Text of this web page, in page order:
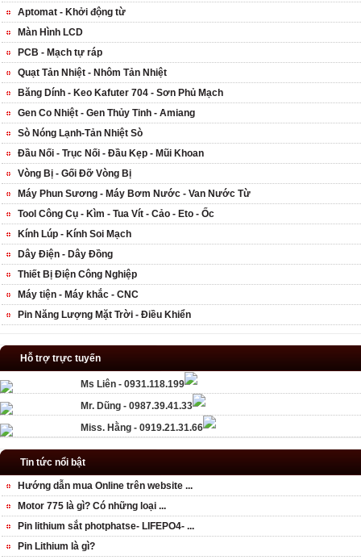
Aptomat - Khởi động từ
Màn Hình LCD
PCB - Mạch tự ráp
Quạt Tản Nhiệt - Nhôm Tản Nhiệt
Băng Dính - Keo Kafuter 704 - Sơn Phủ Mạch
Gen Co Nhiệt - Gen Thủy Tinh - Amiang
Sò Nóng Lạnh-Tản Nhiệt Sò
Đầu Nối - Trục Nối - Đầu Kẹp - Mũi Khoan
Vòng Bị - Gối Đỡ Vòng Bị
Máy Phun Sương - Máy Bơm Nước - Van Nước Từ
Tool Công Cụ - Kìm - Tua Vít - Cảo - Eto - Ốc
Kính Lúp - Kính Soi Mạch
Dây Điện - Dây Đồng
Thiết Bị Điện Công Nghiệp
Máy tiện - Máy khắc - CNC
Pin Năng Lượng Mặt Trời - Điều Khiển
Hỗ trợ trực tuyến
Ms Liên - 0931.118.199
Mr. Dũng - 0987.39.41.33
Miss. Hằng - 0919.21.31.66
Tin tức nổi bật
Hướng dẫn mua Online trên website ...
Motor 775 là gì? Có những loại ...
Pin lithium sắt photphatse- LIFEPO4- ...
Pin Lithium là gì?